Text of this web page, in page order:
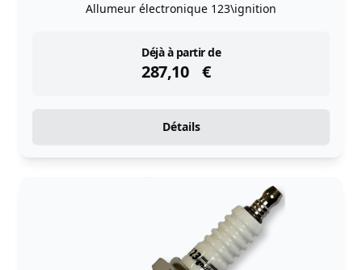
Allumeur électronique 123\ignition
Déjà à partir de
287,10 €
instock
Détails